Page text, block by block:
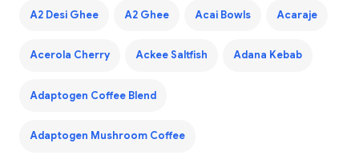
A2 Desi Ghee A2 Ghee Acai Bowls Acaraje
Acerola Cherry Ackee Saltfish Adana Kebab
Adaptogen Coffee Blend
Adaptogen Mushroom Coffee